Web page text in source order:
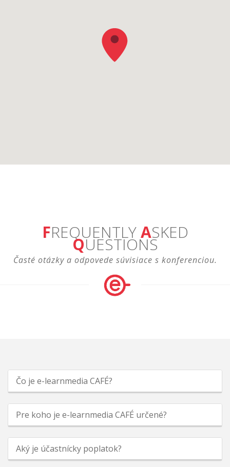
FREQUENTLYASKED
QUESTIONS
Časté otázky a odpovede súvisiace s konferenciou.
Čo je e-learnmedia CAFÉ?
Pre koho je e-learnmedia CAFÉ určené?
Aký je účastnícky poplatok?